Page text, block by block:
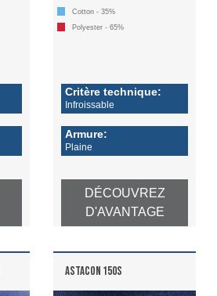
Cotton - 35%
Polyester - 65%
Critère technique:
Infroissable
Armure:
Plaine
DÉCOUVREZ
D'AVANTAGE
ASTACON 150S